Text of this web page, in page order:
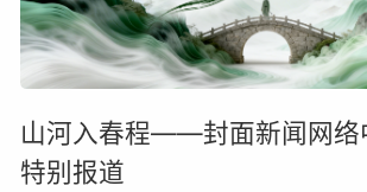
山河入春程——封面新闻网络
特别报道